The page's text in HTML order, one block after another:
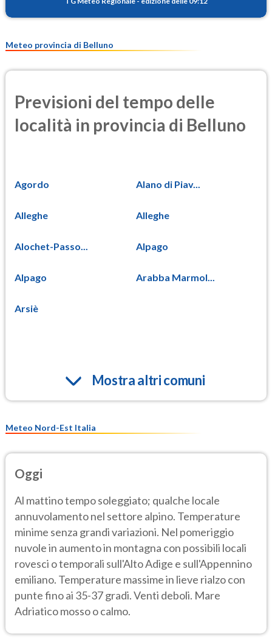
PM25
Meteo provincia di Belluno
Previsioni del tempo delle
località in provincia di Belluno
Agordo Alano di Piav...
Alleghe Alleghe
Alochet-Passo... Alpago
Alpago Arabba Marmol...
Arsiè
Mostra altri comuni
Meteo Nord-Est Italia
Oggi
Al mattino tempo soleggiato; qualche locale
annuvolamento nel settore alpino. Temperature
minime senza grandi variazioni. Nel pomeriggio
nuvole in aumento in montagna con possibili locali
rovesci o temporali sull'Alto Adige e sull'Appennino
emiliano. Temperature massime in lieve rialzo con
punte fino ai 35-37 gradi. Venti deboli. Mare
Adriatico mosso o calmo.